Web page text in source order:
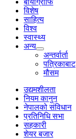
बायोग्राफि
विशेष
साहित्य
विश्व
स्वास्थ्य
अन्य
अन्तर्वार्ता
पत्रिकाबाट
मौसम
उद्यमशीलता
नियम कानुन
नेपालको संविधान
प्रतिनिधि सभा
सहकारी
शेयर बजार